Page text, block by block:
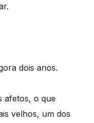
dois anos.
afetos, o que
velhos, um dos